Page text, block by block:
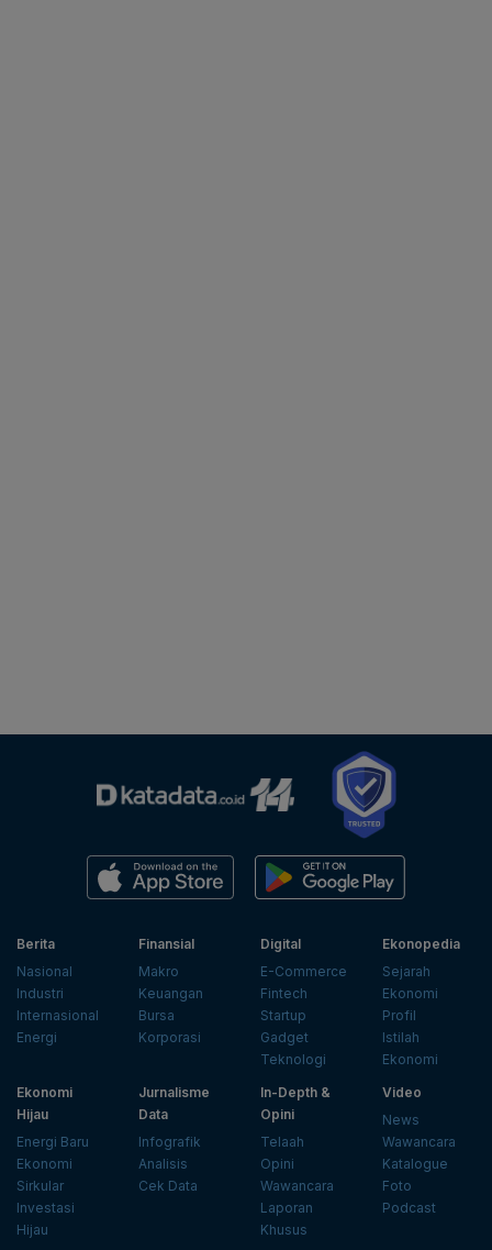
Berita
Nasional
Industri
Internasional
Energi
Finansial
Makro
Keuangan
Bursa
Korporasi
Digital
E-Commerce
Fintech
Startup
Gadget
Teknologi
Ekonopedia
Sejarah
Ekonomi
Profil
Istilah
Ekonomi
Ekonomi
Hijau
Energi Baru
Ekonomi
Sirkular
Investasi
Hijau
Jurnalisme
Data
Infografik
Analisis
Cek Data
In-Depth &
Opini
Telaah
Opini
Wawancara
Laporan
Khusus
Video
News
Wawancara
Katalogue
Foto
Podcast